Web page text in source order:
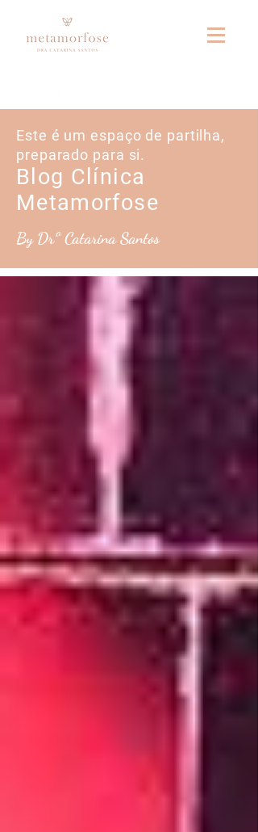
Este é um espaço de partilha,
preparado para si.
Blog Clínica
Metamorfose
By Drª Catarina Santos